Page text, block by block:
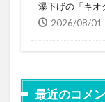
瀑下げの「キオ
2026/08/01
最近のコメ